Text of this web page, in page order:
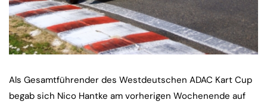
Als Gesamtführender des Westdeutschen ADAC Kart Cup
begab sich Nico Hantke am vorherigen Wochenende auf